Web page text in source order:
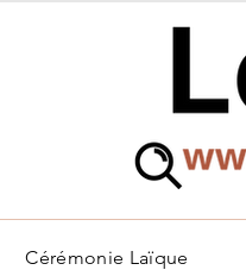
Cérémonie Laïque